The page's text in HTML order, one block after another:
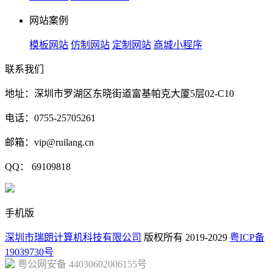
网站案例
模板网站 仿制网站 定制网站 商城小程序
联系我们
地址：深圳市罗湖区东晓街道富基帕克大厦5层02-C10
电话：0755-25705261
邮箱：vip@ruilang.cn
QQ： 69109818
手机版
深圳市瑞朗计算机科技有限公司 版权所有 2019-2029 粤ICP备
19039730号
粤公网安备 44030602006155号